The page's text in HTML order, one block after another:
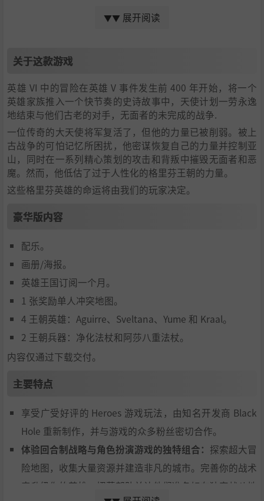
过 120 小时的游戏时间、6 个派系、42 个单位及其升
险地图，收集资源并建造非凡的城市。完善你的战术，升
级你的英雄，招募军队并带领他们在战术地图上战斗
塑造你的命运：带领你的英雄穿越一个有趣的场景。借助
全新的声誉系统，选择您的道路并定制您的游戏体验。
揭开亚山的新秘密：体验传奇的“遗产”英雄 Crag Hack
和 Sandro 的原创和惊人的回归，以及粉丝最喜欢的死灵
法师和黑暗精灵派系起源的历史关键时刻。
享受额外的奖励地图：从魔法门著名的 RPG 游戏中重新
发现 Varn、Xeen 和 Enroth 的旧世界。
观和生物。享受改进的 3D 设计和全新的 Townscreens。
与社区分享：使用全新的智能在线社区界面与您的朋友竞
争：The Conflux
▼▼ 展开阅读
关于这款游戏
英雄 VI 中的冒险在英雄 V 事件发生前 400 年开始，将一个
英雄家族推入一个快节奏的史诗故事中，天使计划一劳永逸
地结束与他们古老的对手，无面者的未完成的战争.
一位传奇的大天使将军复活了，但他的力量已被削弱。被上
古战争的可怕记忆所困扰，他密谋恢复自己的力量并控制亚
山，同时在一系列精心策划的攻击和背叛中摧毁无面者和恶
魔。然而，他低估了过于人性化的格里芬王朝的力量。
这些格里芬英雄的命运将由我们的玩家决定。
豪华版内容
配乐。
画册/海报。
英雄王国订阅一个月。
1 张奖励单人冲突地图。
4 王朝英雄：Aguirre、Sveltana、Yume 和 Kraal。
2 王朝兵器：净化法杖和阿莎八重法杖。
内容仅通过下载交付。
主要特点
享受广受好评的 Heroes 游戏玩法，由知名开发商 Black
Hole 重新制作，并与游戏的众多粉丝密切合作。
体验回合制战略与角色扮演游戏的独特组合： 探索超大冒
险地图，收集大量资源并建造非凡的城市。完善你的战术
来升级你的英雄，招募部队并让他们准备好在独家战斗地